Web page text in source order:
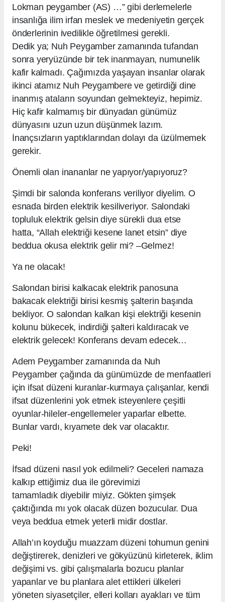
Lokman peygamber (AS) …” gibi derlemelerle
insanlığa ilim irfan meslek ve medeniyetin gerçek
önderlerinin ivedilikle öğretilmesi gerekli.
Dedik ya; Nuh Peygamber zamanında tufandan
sonra yeryüzünde bir tek inanmayan, numunelik
kafir kalmadı. Çağımızda yaşayan insanlar olarak
ikinci atamız Nuh Peygambere ve getirdiği dine
inanmış ataların soyundan gelmekteyiz, hepimiz.
Hiç kafir kalmamış bir dünyadan günümüz
dünyasını uzun uzun düşünmek lazım.
İnançsızların yaptıklarından dolayı da üzülmemek
gerekir.
Önemli olan inananlar ne yapıyor/yapıyoruz?
Şimdi bir salonda konferans veriliyor diyelim. O
esnada birden elektrik kesiliveriyor. Salondaki
topluluk elektrik gelsin diye sürekli dua etse
hatta, “Allah elektriği kesene lanet etsin” diye
beddua okusa elektrik gelir mi? –Gelmez!
Ya ne olacak!
Salondan birisi kalkacak elektrik panosuna
bakacak elektriği birisi kesmiş şalterin başında
bekliyor. O salondan kalkan kişi elektriği kesenin
kolunu bükecek, indirdiği şalteri kaldıracak ve
elektrik gelecek! Konferans devam edecek…
Adem Peygamber zamanında da Nuh
Peygamber çağında da günümüzde de menfaatleri
için ifsat düzeni kuranlar-kurmaya çalışanlar, kendi
ifsat düzenlerini yok etmek isteyenlere çeşitli
oyunlar-hileler-engellemeler yaparlar elbette.
Bunlar vardı, kıyamete dek var olacaktır.
Peki!
İfsad düzeni nasıl yok edilmeli? Geceleri namaza
kalkıp ettiğimiz dua ile görevimizi
tamamladık diyebilir miyiz. Gökten şimşek
çaktığında mı yok olacak düzen bozucular. Dua
veya beddua etmek yeterli midir dostlar.
Allah’ın koyduğu muazzam düzeni tohumun genini
değiştirerek, denizleri ve gökyüzünü kirleterek, iklim
değişimi vs. gibi çalışmalarla bozucu planlar
yapanlar ve bu planlara alet ettikleri ülkeleri
yöneten siyasetçiler, elleri kolları ayakları ve tüm